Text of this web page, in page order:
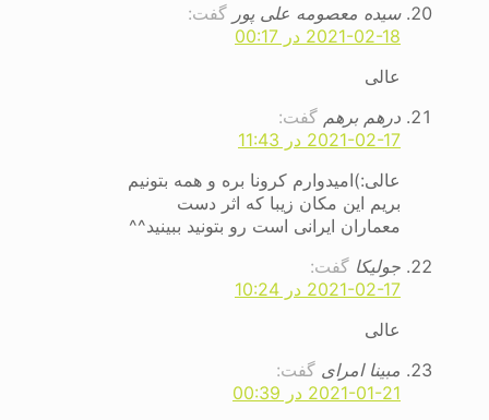
سیده معصومه علی پور گفت:
2021-02-18 در 00:17
عالی
درهم برهم گفت:
2021-02-17 در 11:43
عالی:)امیدوارم کرونا بره و همه بتونیم
بریم این مکان زیبا که اثر دست
معماران ایرانی است رو بتونید ببینید^^
جولیکا گفت:
2021-02-17 در 10:24
عالی
مبینا امرای گفت:
2021-01-21 در 00:39